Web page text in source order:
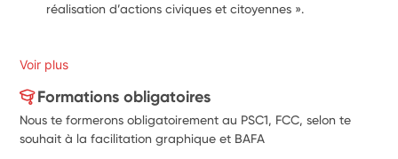
Voir plus
Formations obligatoires
Nous te formerons obligatoirement au PSC1, FCC, selon te
souhait à la facilitation graphique et BAFA